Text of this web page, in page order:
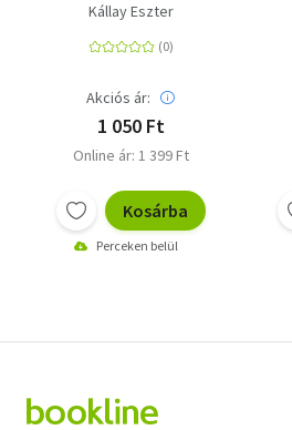
Kállay Eszter
Akciós ár:
1 050 Ft
Online ár: 1 399 Ft
Kosárba
Perceken belül